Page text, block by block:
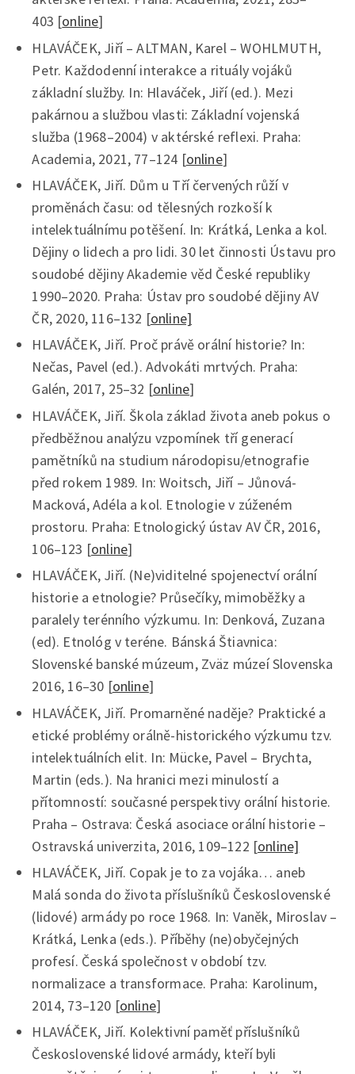
403 [online]
HLAVÁČEK, Jiří – ALTMAN, Karel – WOHLMUTH,
Petr. Každodenní interakce a rituály vojáků
základní služby. In: Hlaváček, Jiří (ed.). Mezi
pakárnou a službou vlasti: Základní vojenská
služba (1968–2004) v aktérské reflexi. Praha:
Academia, 2021, 77–124 [online]
HLAVÁČEK, Jiří. Dům u Tří červených růží v
proměnách času: od tělesných rozkoší k
intelektuálnímu potěšení. In: Krátká, Lenka a kol.
Dějiny o lidech a pro lidi. 30 let činnosti Ústavu pro
soudobé dějiny Akademie věd České republiky
1990–2020. Praha: Ústav pro soudobé dějiny AV
ČR, 2020, 116–132 [online]
HLAVÁČEK, Jiří. Proč právě orální historie? In:
Nečas, Pavel (ed.). Advokáti mrtvých. Praha:
Galén, 2017, 25–32 [online]
HLAVÁČEK, Jiří. Škola základ života aneb pokus o
předběžnou analýzu vzpomínek tří generací
pamětníků na studium národopisu/etnografie
před rokem 1989. In: Woitsch, Jiří – Jůnová-
Macková, Adéla a kol. Etnologie v zúženém
prostoru. Praha: Etnologický ústav AV ČR, 2016,
106–123 [online]
HLAVÁČEK, Jiří. (Ne)viditelné spojenectví orální
historie a etnologie? Průsečíky, mimoběžky a
paralely terénního výzkumu. In: Denková, Zuzana
(ed). Etnológ v teréne. Bánská Štiavnica:
Slovenské banské múzeum, Zväz múzeí Slovenska
2016, 16–30 [online]
HLAVÁČEK, Jiří. Promarněné naděje? Praktické a
etické problémy orálně-historického výzkumu tzv.
intelektuálních elit. In: Mücke, Pavel – Brychta,
Martin (eds.). Na hranici mezi minulostí a
přítomností: současné perspektivy orální historie.
Praha – Ostrava: Česká asociace orální historie –
Ostravská univerzita, 2016, 109–122 [online]
HLAVÁČEK, Jiří. Copak je to za vojáka… aneb
Malá sonda do života příslušníků Československé
(lidové) armády po roce 1968. In: Vaněk, Miroslav –
Krátká, Lenka (eds.). Příběhy (ne)obyčejných
profesí. Česká společnost v období tzv.
normalizace a transformace. Praha: Karolinum,
2014, 73–120 [online]
HLAVÁČEK, Jiří. Kolektivní paměť příslušníků
Československé lidové armády, kteří byli